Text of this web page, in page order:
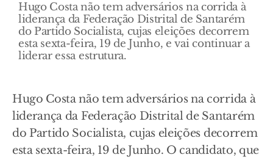
Hugo Costa não tem adversários na corrida à
liderança da Federação Distrital de Santarém
do Partido Socialista, cujas eleições decorrem
esta sexta-feira, 19 de Junho, e vai continuar a
liderar essa estrutura.
Hugo Costa não tem adversários na corrida à
liderança da Federação Distrital de Santarém
do Partido Socialista, cujas eleições decorrem
esta sexta-feira, 19 de Junho. O candidato, que